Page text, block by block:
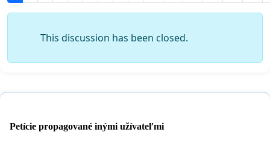
This discussion has been closed.
Petície propagované inými užívateľmi